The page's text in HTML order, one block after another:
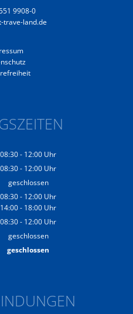
9908-0
trave-land.de
08:30- 12:00 Uhr
Von 08:30 bis 12:00 Uhr
08:30- 12:00 Uhr
Von 08:30 bis 12:00 Uhr
geschlossen
08:30- 12:00 Uhr
Von 08:30 bis 12:00 Uhr
14:00- 18:00 Uhr
Von 14:00 bis 18:00 Uhr
08:30- 12:00 Uhr
Von 08:30 bis 12:00 Uhr
geschlossen
geschlossen